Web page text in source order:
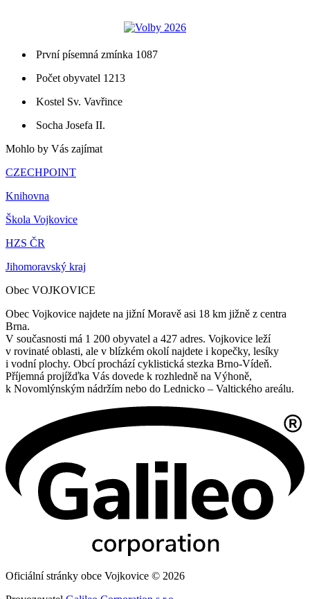
První písemná zmínka 1087
Počet obyvatel 1213
Kostel Sv. Vavřince
Socha Josefa II.
Mohlo by Vás zajímat
CZECHPOINT
Knihovna
Škola Vojkovice
HZS ČR
Jihomoravský kraj
Obec VOJKOVICE
Obec Vojkovice najdete na jižní Moravě asi 18 km jižně z centra
Brna.
V současnosti má 1 200 obyvatel a 427 adres. Vojkovice leží
v rovinaté oblasti, ale v blízkém okolí najdete i kopečky, lesíky
i vodní plochy. Obcí prochází cyklistická stezka Brno-Vídeň.
Příjemná projížďka Vás dovede k rozhledně na Výhoně,
k Novomlýnským nádržím nebo do Lednicko – Valtického areálu.
Oficiální stránky obce Vojkovice © 2026